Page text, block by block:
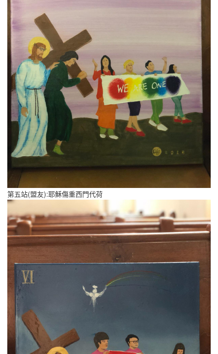
第五站(盟友):耶穌傷重西門代荷